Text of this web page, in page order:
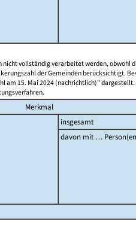
vollständig verarbeitet werden, obwohl
der Gemeinden berücksichtigt.
am 15. Mai 2024 (nachrichtlich)" dargestellt.
Merkmal
insgesamt
davon mit …